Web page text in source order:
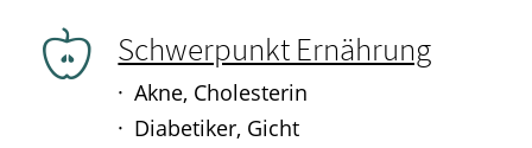
Schwerpunkt Ernährung
Akne, Cholesterin
Diabetiker, Gicht